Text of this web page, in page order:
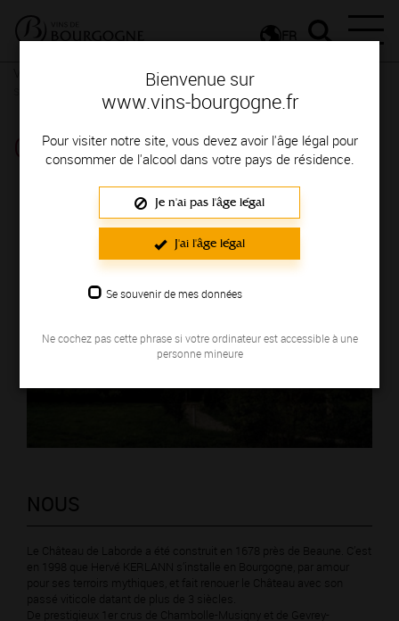
Bienvenue sur
www.vins-bourgogne.fr
Pour visiter notre site, vous devez avoir l'âge légal pour
consommer de l'alcool dans votre pays de résidence.
Je n'ai pas l'âge légal
J'ai l'âge légal
Se souvenir de mes données
Ne cochez pas cette phrase si votre ordinateur est accessible à une
personne mineure
FR
Femmes et hommes passionnés
CHÂTEAU DE LABORDE
NOUS
Le Château de Laborde a été construit en 1678 près de Beaune. C’est
en 1998 que Hervé KERLANN s’installe en Bourgogne, par amour
pour ses terroirs mythiques, et fait renouer le Château avec son
passé viticole datant de plus de 3 siècles.
De prestigieux 1er crus de Chambolle-Musigny et de Gevrey-